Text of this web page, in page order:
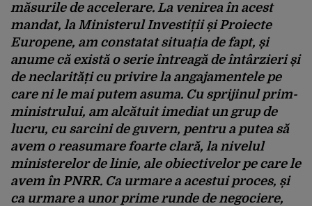
măsurile de accelerare. La venirea în acest
mandat, la Ministerul Investiții și Proiecte
Europene, am constatat situația de fapt, și
anume că există o serie întreagă de întârzieri și
de neclarități cu privire la angajamentele pe
care ni le mai putem asuma. Cu sprijinul prim-
ministrului, am alcătuit imediat un grup de
lucru, cu sarcini de guvern, pentru a putea să
avem o reasumare foarte clară, la nivelul
ministerelor de linie, ale obiectivelor pe care le
avem în PNRR. Ca urmare a acestui proces, și
ca urmare a unor prime runde de negociere,